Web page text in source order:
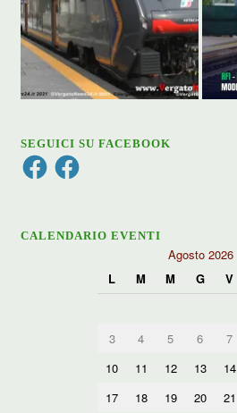
SEGUICI SU FACEBOOK
FacebookFacebook
CALENDARIO EVENTI
Agosto 2026
L
M M G V
3
4 5 6 7
10
11 12 13 14
17
18 19 20 21